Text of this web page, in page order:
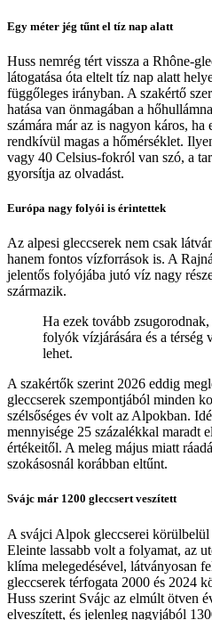
Egy méter jég tűnt el tíz nap alatt
Huss nemrég tért vissza a Rhône-
látogatása óta eltelt tíz nap alatt
függőleges irányban. A szakértő
hatása van önmagában a
számára már az is nagyon káros, ha
rendkívül magas a hőmérséklet.
vagy 40 Celsius-fokról van szó, a
gyorsítja az olvadást.
Európa nagy folyói is érintettek
Az alpesi gleccserek nem csak
hanem fontos vízforrások is. A
jelentős folyójába jutó víz nagy
származik.
Ha ezek tovább
folyók vízjárására és a térség
lehet.
A szakértők szerint 2026 eddig
gleccserek szempontjából minden
szélsőséges év volt az Alpokban.
mennyisége 25 százalékkal maradt
értékeitől. A meleg május miatt
szokásosnál korábban eltűnt.
Svájc már 1200 gleccsert veszített
A svájci Alpok gleccserei
Eleinte lassabb volt a folyamat, az
klíma melegedésével, látványosan
gleccserek térfogata 2000 és 2024
Huss szerint Svájc az elmúlt ötven
elveszített, és jelenleg nagyjából